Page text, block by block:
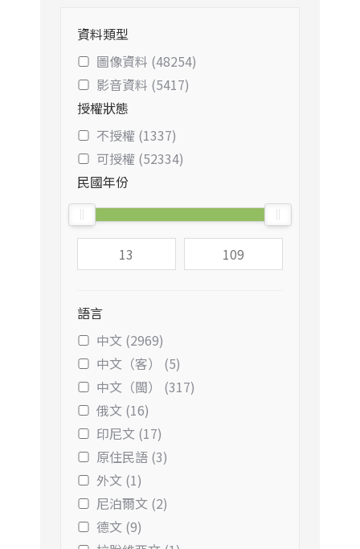
資料類型
圖像資料 (48254)
影音資料 (5417)
授權狀態
不授權 (1337)
可授權 (52334)
民國年份
語言
中文 (2969)
中文（客） (5)
中文（閩） (317)
俄文 (16)
印尼文 (17)
原住民語 (3)
外文 (1)
尼泊爾文 (2)
德文 (9)